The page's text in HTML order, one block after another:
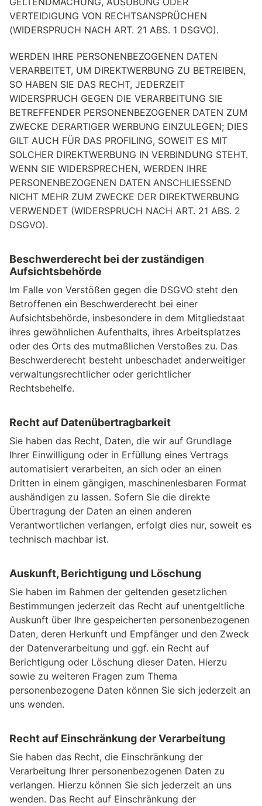
VERTEIDIGUNG VON RECHTSANSPRÜCHEN
(WIDERSPRUCH NACH ART. 21 ABS. 1 DSGVO).
WERDEN IHRE PERSONENBEZOGENEN DATEN
VERARBEITET, UM DIREKTWERBUNG ZU BETREIBEN,
SO HABEN SIE DAS RECHT, JEDERZEIT
WIDERSPRUCH GEGEN DIE VERARBEITUNG SIE
BETREFFENDER PERSONENBEZOGENER DATEN ZUM
ZWECKE DERARTIGER WERBUNG EINZULEGEN; DIES
GILT AUCH FÜR DAS PROFILING, SOWEIT ES MIT
SOLCHER DIREKTWERBUNG IN VERBINDUNG STEHT.
WENN SIE WIDERSPRECHEN, WERDEN IHRE
PERSONENBEZOGENEN DATEN ANSCHLIESSEND
NICHT MEHR ZUM ZWECKE DER DIREKTWERBUNG
VERWENDET (WIDERSPRUCH NACH ART. 21 ABS. 2
DSGVO).
Beschwerde­recht bei der zuständigen
Aufsichts­behörde
Im Falle von Verstößen gegen die DSGVO steht den
Betroffenen ein Beschwerderecht bei einer
Aufsichtsbehörde, insbesondere in dem Mitgliedstaat
ihres gewöhnlichen Aufenthalts, ihres Arbeitsplatzes
oder des Orts des mutmaßlichen Verstoßes zu. Das
Beschwerderecht besteht unbeschadet anderweitiger
verwaltungsrechtlicher oder gerichtlicher
Rechtsbehelfe.
Recht auf Daten­übertrag­barkeit
Sie haben das Recht, Daten, die wir auf Grundlage
Ihrer Einwilligung oder in Erfüllung eines Vertrags
automatisiert verarbeiten, an sich oder an einen
Dritten in einem gängigen, maschinenlesbaren Format
aushändigen zu lassen. Sofern Sie die direkte
Übertragung der Daten an einen anderen
Verantwortlichen verlangen, erfolgt dies nur, soweit es
technisch machbar ist.
Auskunft, Berichtigung und Löschung
Sie haben im Rahmen der geltenden gesetzlichen
Bestimmungen jederzeit das Recht auf unentgeltliche
Auskunft über Ihre gespeicherten personenbezogenen
Daten, deren Herkunft und Empfänger und den Zweck
der Datenverarbeitung und ggf. ein Recht auf
Berichtigung oder Löschung dieser Daten. Hierzu
sowie zu weiteren Fragen zum Thema
personenbezogene Daten können Sie sich jederzeit an
uns wenden.
Recht auf Einschränkung der Verarbeitung
Sie haben das Recht, die Einschränkung der
Verarbeitung Ihrer personenbezogenen Daten zu
verlangen. Hierzu können Sie sich jederzeit an uns
wenden. Das Recht auf Einschränkung der